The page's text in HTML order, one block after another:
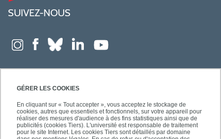
GÉRER LES COOKIES
En cliquant sur « Tout accepter », vous acceptez le stockage de
cookies, autres que essentiels et fonctionnels, sur votre appareil pour
réaliser des mesures d'audience à des fins statistiques ainsi que de
publicités (cookies Tiers). L'université est responsable de traitement
pour le site Internet. Les cookies Tiers sont détaillés par domaine
SUIVEZ-NOUS